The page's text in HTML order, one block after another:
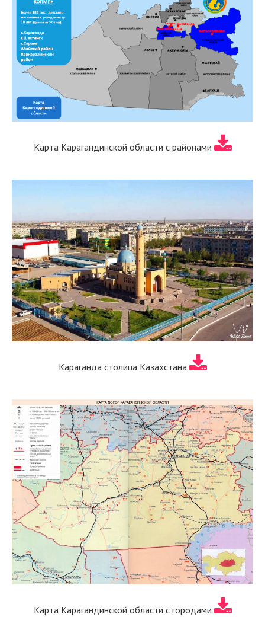
Карта Карагандинской области с районами
Караганда столица Казахстана
Карта Карагандинской области с городами